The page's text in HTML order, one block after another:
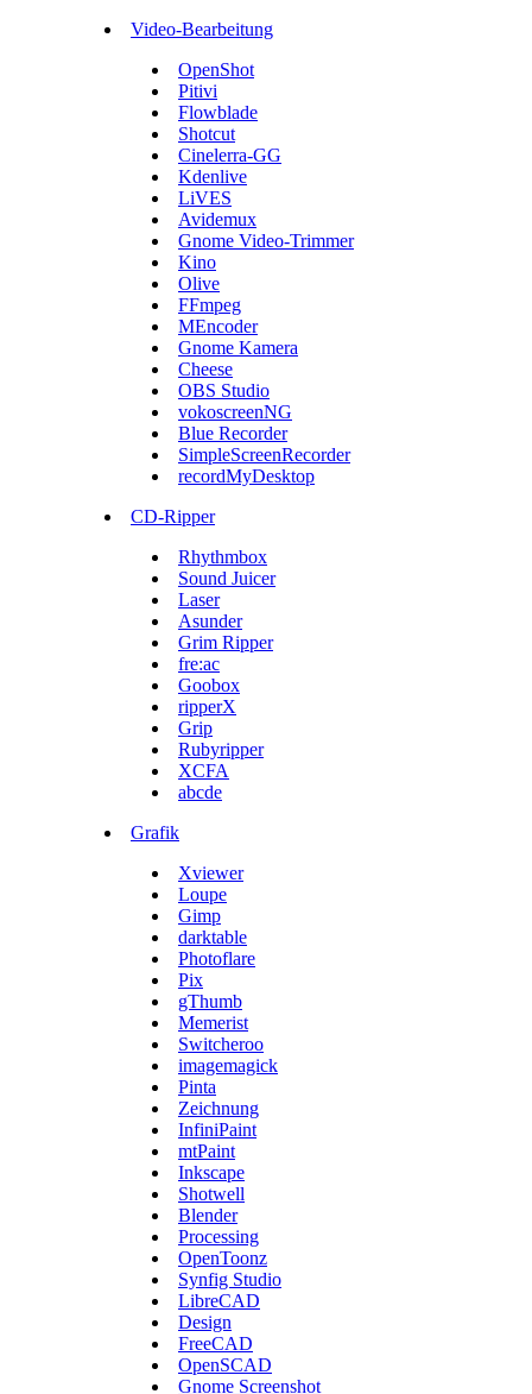
Video-Bearbeitung
OpenShot
Pitivi
Flowblade
Shotcut
Cinelerra-GG
Kdenlive
LiVES
Avidemux
Gnome Video-Trimmer
Kino
Olive
FFmpeg
MEncoder
Gnome Kamera
Cheese
OBS Studio
vokoscreenNG
Blue Recorder
SimpleScreenRecorder
recordMyDesktop
CD-Ripper
Rhythmbox
Sound Juicer
Laser
Asunder
Grim Ripper
fre:ac
Goobox
ripperX
Grip
Rubyripper
XCFA
abcde
Grafik
Xviewer
Loupe
Gimp
darktable
Photoflare
Pix
gThumb
Memerist
Switcheroo
imagemagick
Pinta
Zeichnung
InfiniPaint
mtPaint
Inkscape
Shotwell
Blender
Processing
OpenToonz
Synfig Studio
LibreCAD
Design
FreeCAD
OpenSCAD
Gnome Screenshot